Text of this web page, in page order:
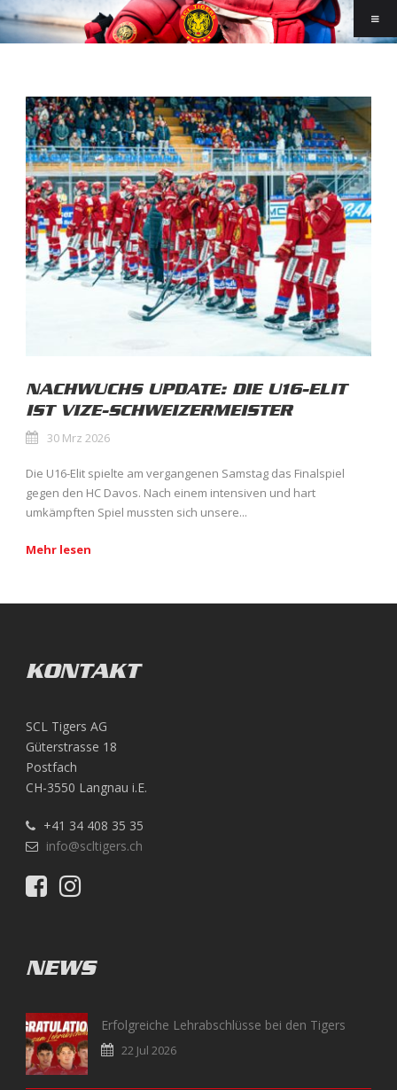
NACHWUCHS UPDATE: DIE U16-ELIT
IST VIZE-SCHWEIZERMEISTER
30 Mrz 2026
Die U16-Elit spielte am vergangenen Samstag das Finalspiel
gegen den HC Davos. Nach einem intensiven und hart
umkämpften Spiel mussten sich unsere...
Mehr lesen
KONTAKT
SCL Tigers AG
Güterstrasse 18
Postfach
CH-3550 Langnau i.E.
+41 34 408 35 35
info@scltigers.ch
NEWS
Erfolgreiche Lehrabschlüsse bei den Tigers
22 Jul 2026